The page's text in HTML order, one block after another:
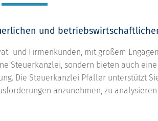
und
und Firmenkunden, mit großem
Steuerkanzlei, sondern bieten auch
Die Steuerkanzlei Pfaller unterstützt
anzunehmen, zu